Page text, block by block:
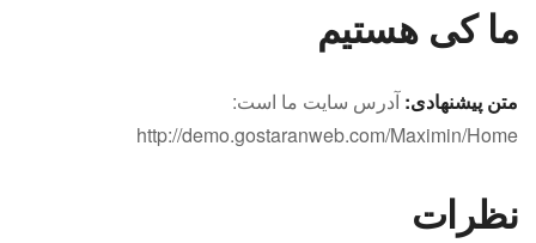
ما کی هستیم
متن پیشنهادی:آدرس سایت ما است:
http://demo.gostaranweb.com/Maximin/Home
نظرات